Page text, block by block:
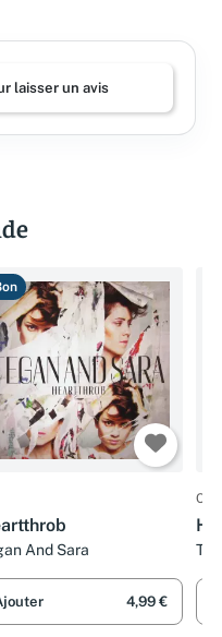
laisser un avis
And Sara
4,99 €
CD